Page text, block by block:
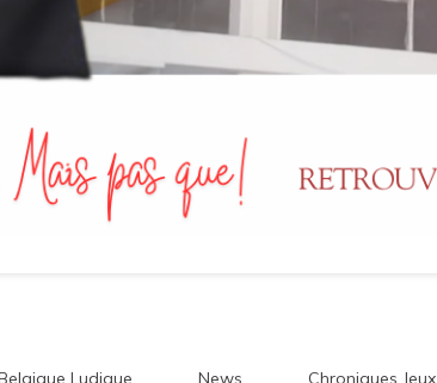
Ludique News Chroniques Jeux